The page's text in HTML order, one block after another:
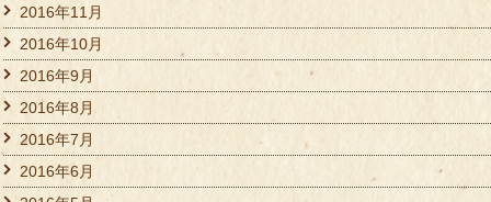
2016年11月
2016年10月
2016年9月
2016年8月
2016年7月
2016年6月